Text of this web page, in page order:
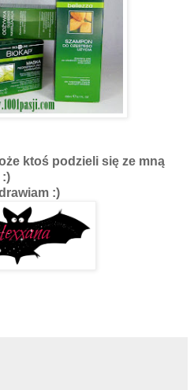
ktoś podzieli się ze mną
:)